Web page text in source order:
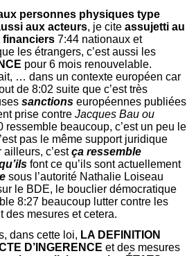
personnes physiques type
aux acteurs, je citeassujetti au
financiers7:44 nationaux et
les étrangers, c’est aussi les
pour 6 mois renouvelable.
… dans un contexte européen car
de 8:02 suite que c’est très
sanctions européennes publiées
prise contreJacques Bau ou
ressemble beaucoup, c’est un peu le
pas le même support juridique
ailleurs, c’estça ressemble
font ce qu’ils sont actuellement
sous l’autorité Nathalie Loiseau
le BDE, le bouclier démocratique
8:27 beaucoup lutter contre les
des mesures et cetera.
cette loi, LA DEFINITION
D’INGERENCE et des mesures